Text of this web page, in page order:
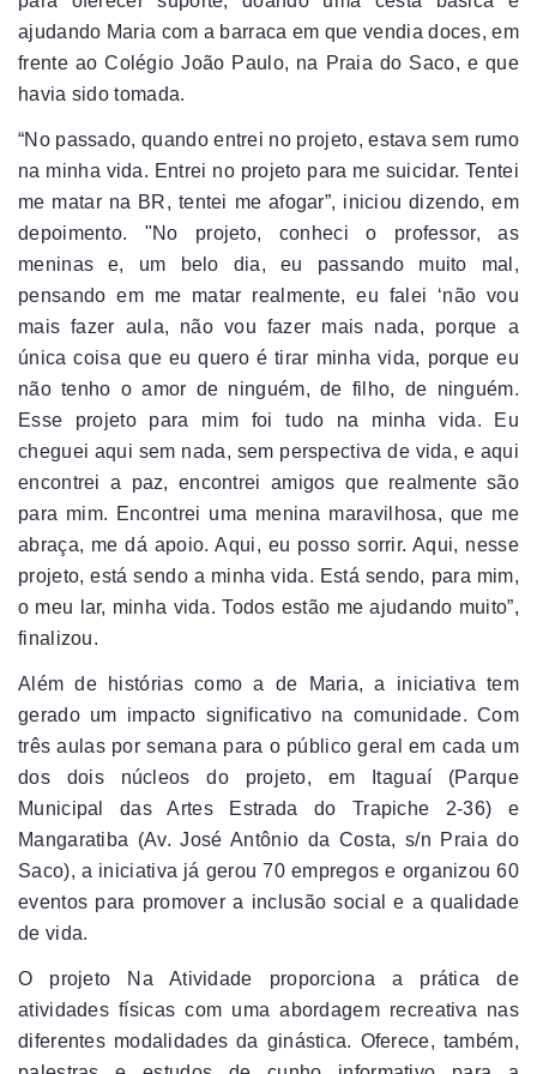
ajudando Maria com a barraca em que vendia doces, em
frente ao Colégio João Paulo, na Praia do Saco, e que
havia sido tomada.
“No passado, quando entrei no projeto, estava sem rumo
na minha vida. Entrei no projeto para me suicidar. Tentei
me matar na BR, tentei me afogar”, iniciou dizendo, em
depoimento. "No projeto, conheci o professor, as
meninas e, um belo dia, eu passando muito mal,
pensando em me matar realmente, eu falei ‘não vou
mais fazer aula, não vou fazer mais nada, porque a
única coisa que eu quero é tirar minha vida, porque eu
não tenho o amor de ninguém, de filho, de ninguém.
Esse projeto para mim foi tudo na minha vida. Eu
cheguei aqui sem nada, sem perspectiva de vida, e aqui
encontrei a paz, encontrei amigos que realmente são
para mim. Encontrei uma menina maravilhosa, que me
abraça, me dá apoio. Aqui, eu posso sorrir. Aqui, nesse
projeto, está sendo a minha vida. Está sendo, para mim,
o meu lar, minha vida. Todos estão me ajudando muito”,
finalizou.
Além de histórias como a de Maria, a iniciativa tem
gerado um impacto significativo na comunidade. Com
três aulas por semana para o público geral em cada um
dos dois núcleos do projeto, em Itaguaí (Parque
Municipal das Artes Estrada do Trapiche 2-36) e
Mangaratiba (Av. José Antônio da Costa, s/n Praia do
Saco), a iniciativa já gerou 70 empregos e organizou 60
eventos para promover a inclusão social e a qualidade
de vida.
O projeto Na Atividade proporciona a prática de
atividades físicas com uma abordagem recreativa nas
diferentes modalidades da ginástica. Oferece, também,